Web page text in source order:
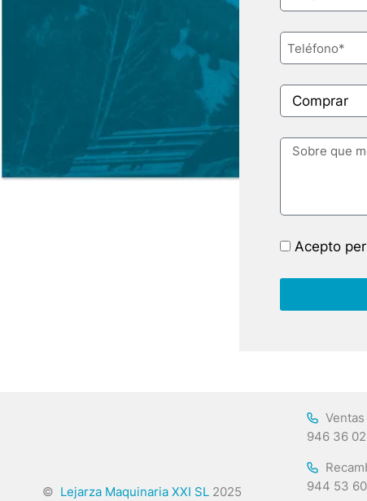
Acepto
© Lejarza Maquinaria XXI SL 2025
Ventas
946 36
944 53